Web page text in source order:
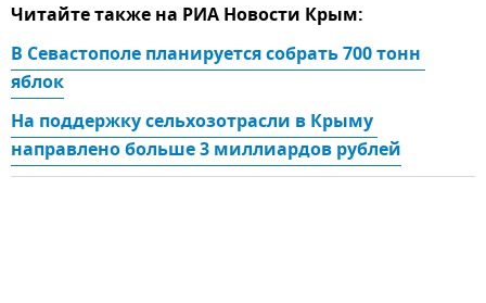
Читайте также на РИА Новости Крым:
В Севастополе планируется собрать 700 тонн
яблок
На поддержку сельхозотрасли в Крыму
направлено больше 3 миллиардов рублей